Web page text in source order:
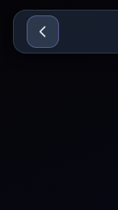
Sari la conținut